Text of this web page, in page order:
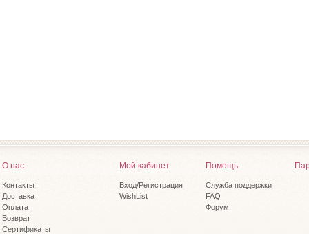
О нас
Контакты
Доставка
Оплата
Возврат
Сертификаты
Мой кабинет
Вход/Регистрация
WishList
Помощь
Служба поддержки
FAQ
Форум